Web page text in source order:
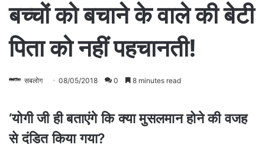
बच्चों को बचाने के वाले की बेटी
पिता को नहीं पहचानती!
सबलोग 08/05/2018 0 8 minutes read
‘योगी जी ही बताएंगे कि क्‍या मुसलमान होने की वजह
से दंडित किया गया?